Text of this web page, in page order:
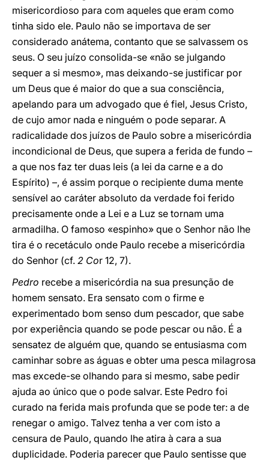
misericordioso para com aqueles que eram como
tinha sido ele. Paulo não se importava de ser
considerado anátema, contanto que se salvassem os
seus. O seu juízo consolida-se «não se julgando
sequer a si mesmo», mas deixando-se justificar por
um Deus que é maior do que a sua consciência,
apelando para um advogado que é fiel, Jesus Cristo,
de cujo amor nada e ninguém o pode separar. A
radicalidade dos juízos de Paulo sobre a misericórdia
incondicional de Deus, que supera a ferida de fundo –
a que nos faz ter duas leis (a lei da carne e a do
Espírito) –, é assim porque o recipiente duma mente
sensível ao caráter absoluto da verdade foi ferido
precisamente onde a Lei e a Luz se tornam uma
armadilha. O famoso «espinho» que o Senhor não lhe
tira é o recetáculo onde Paulo recebe a misericórdia
do Senhor (cf. 2 Cor 12, 7).
Pedro recebe a misericórdia na sua presunção de
homem sensato. Era sensato com o firme e
experimentado bom senso dum pescador, que sabe
por experiência quando se pode pescar ou não. É a
sensatez de alguém que, quando se entusiasma com
caminhar sobre as águas e obter uma pesca milagrosa
mas excede-se olhando para si mesmo, sabe pedir
ajuda ao único que o pode salvar. Este Pedro foi
curado na ferida mais profunda que se pode ter: a de
renegar o amigo. Talvez tenha a ver com isto a
censura de Paulo, quando lhe atira à cara a sua
duplicidade. Poderia parecer que Paulo sentisse que